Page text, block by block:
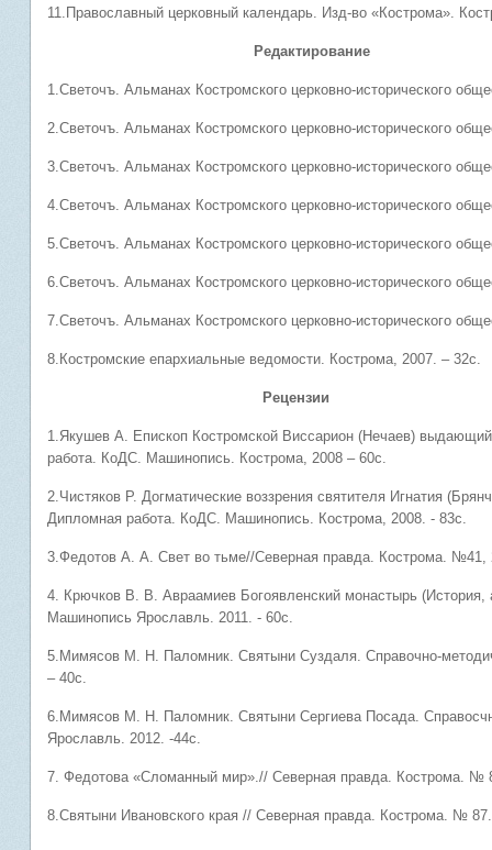
11.Православный церковный календарь. Изд-во «Кострома».
Редактирование
1.Светочъ. Альманах Костромского церковно-исторического
2.Светочъ. Альманах Костромского церковно-исторического
3.Светочъ. Альманах Костромского церковно-исторического
4.Светочъ. Альманах Костромского церковно-исторического
5.Светочъ. Альманах Костромского церковно-исторического
6.Светочъ. Альманах Костромского церковно-исторического
7.Светочъ. Альманах Костромского церковно-исторического
8.Костромские епархиальные ведомости. Кострома, 2007. – 32с.
Рецензии
1.Якушев А. Епископ Костромской Виссарион (Нечаев)
работа. КоДС. Машинопись. Кострома, 2008 – 60с.
2.Чистяков Р. Догматические воззрения святителя Игнатия
Дипломная работа. КоДС. Машинопись. Кострома, 2008. - 83с.
3.Федотов А. А. Свет во тьме//Северная правда. Кострома. №41,
4. Крючков В. В. Авраамиев Богоявленский монастырь
Машинопись Ярославль. 2011. - 60с.
5.Мимясов М. Н. Паломник. Святыни Суздаля. Справочно-
– 40с.
6.Мимясов М. Н. Паломник. Святыни Сергиева Посада.
Ярославль. 2012. -44с.
7. Федотова «Сломанный мир».// Северная правда. Кострома. №
8.Святыни Ивановского края // Северная правда. Кострома. № 87.